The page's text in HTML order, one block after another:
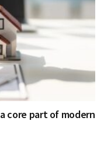
core part of modern